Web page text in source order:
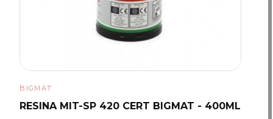
BIGMAT
RESINA MIT-SP 420 CERT BIGMAT - 400ML